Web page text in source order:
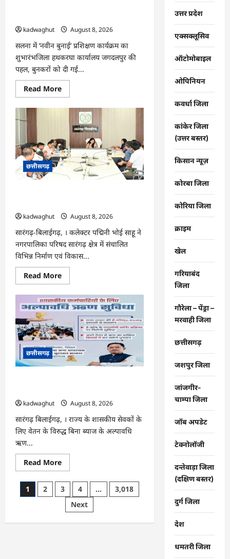
kadwaghut
August 8, 2026
सलना में ‘नवीन बुनाई’ प्रशिक्षण कार्यक्रम का
शुभारंभजिला हथकरघा कार्यालय जगदलपुर की
पहल, बुनकरों को दी गई...
Read MoreRead
more
CG
राष्ट्रीय
हथकरघा
दिवस
पर
विशेष
आयोजन
…
छत्तीसगढ़
kadwaghut
August 8, 2026
सारंगढ़-बिलाईगढ़, । कलेक्टर पद्मिनी भोई साहू ने
नगरपालिका परिषद सारंगढ़ क्षेत्र में संचालित
विभिन्न निर्माण एवं विकास...
Read MoreRead
more
CG
:
सारंगढ़
नगरपालिका
के
विकास
कार्यों
का
कलेक्टर
ने
की
छत्तीसगढ़
kadwaghut
August 8, 2026
सारंगढ़ बिलाईगढ़, । राज्य के शासकीय सेवकों के
लिए वेतन के विरुद्ध बिना ब्याज के अल्पावधि
ऋण...
Read MoreRead
more
CG
:
वेतन
आधार
Posts
1 2 3 4 …
3,018
Next
उत्तर प्रदेश
एक्सक्लूसिव
ऑटोमोबाइल
ओपिनियन
कवर्धा जिला
कांकेर जिला
(उत्तर बस्तर)
किसान न्यूज़
कोरबा जिला
कोरिया जिला
क्राइम
खेल
गरियाबंद
जिला
गौरेला – पेंड्रा –
मरवाही जिला
छत्तीसगढ़
जशपुर जिला
जांजगीर-
चाम्पा जिला
जॉब अपडेट
टेक्नोलॉजी
दन्तेवाड़ा जिला
(दक्षिण बस्तर)
दुर्ग जिला
देश
धमतरी जिला